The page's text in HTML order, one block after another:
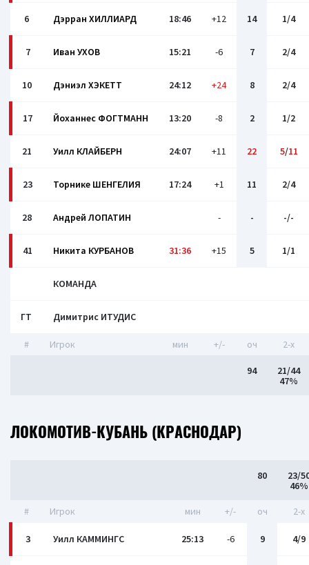
6 Дэрран ХИЛЛИАРД 18:46 +12 14 1/4
7 Иван УХОВ 15:21 -6 7 2/4
10 Дэниэл ХЭКЕТТ 24:12 +24 8 2/4
17 Йоханнес ФОГТМАНН 13:20 -8 2 1/2
21 Уилл КЛАЙБЕРН 24:07 +11 22 5/11
23 Торнике ШЕНГЕЛИЯ 17:24 +1 11 2/4
28 Андрей ЛОПАТИН - - -/-
41 Никита КУРБАНОВ 31:36 +15 5 1/1
КОМАНДА
ГТ Димитрис ИТУДИС
# Игрок мин +/- оч 2-x
94
21/44
47%
ЛОКОМОТИВ-КУБАНЬ (КРАСНОДАР)
80
23/
46%
# Игрок мин +/- оч 2-x
3 Уилл КАММИНГС 25:13 -6 9 4/9